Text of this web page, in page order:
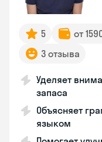
5 от
3 отзыва
Уделяет
запаса
Объясняет
языком